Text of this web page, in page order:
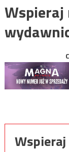
Wspieraj
Wspieraj